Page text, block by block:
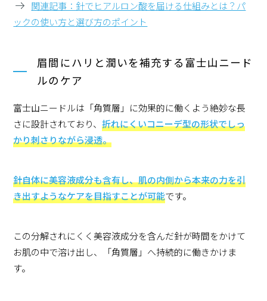
関連記事：針でヒアルロン酸を届ける仕組みとは？パ
ックの使い方と選び方のポイント
眉間にハリと潤いを補充する富士山ニード
ルのケア
富士山ニードルは「角質層」に効果的に働くよう絶妙な長
さに設計されており、折れにくいコニーデ型の形状でしっ
かり刺さりながら浸透。
針自体に美容液成分も含有し、肌の内側から本来の力を引
き出すようなケアを目指すことが可能です。
この分解されにくく美容液成分を含んだ針が時間をかけて
お肌の中で溶け出し、「角質層」へ持続的に働きかけま
す。